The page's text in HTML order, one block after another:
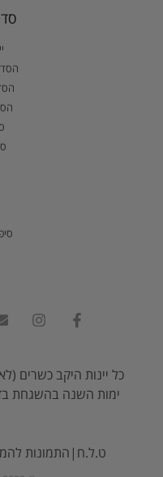
כל יינות היקב כשרים
ימות השנה בהשגחת
ט.ל.ח|התמונות